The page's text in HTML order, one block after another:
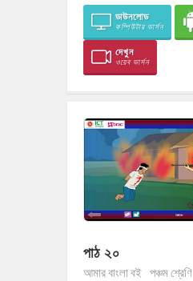
ডাউনলোড
কম্পিউটার ভার্সন
দেখুন
ওয়েব ভার্সন
পাঠ ২০
আমার বাংলা বই পঞ্চম শ্রেণি